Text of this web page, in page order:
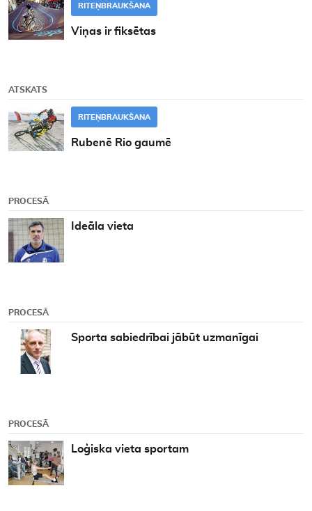
RITEŅBRAUKŠANA
Viņas ir fiksētas
ATSKATS
RITEŅBRAUKŠANA
Rubenē Rio gaumē
PROCESĀ
Ideāla vieta
PROCESĀ
Sporta sabiedrībai jābūt uzmanīgai
PROCESĀ
Loģiska vieta sportam